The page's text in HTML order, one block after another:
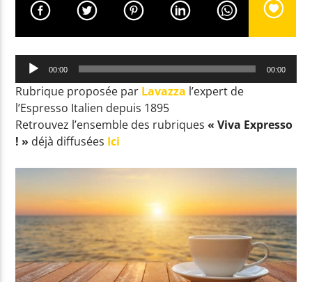
THE HEAT
ALOK / JAZZY
PROGRAMME DE NUIT
03:00 05:59
UPCOMING SHOW
GOOD MORNING WORLD
06:00 08:59
Lecteur
audio
00:00 00:00
Rubrique proposée par Lavazza l’expert de
l’Espresso Italien depuis 1895
Retrouvez l’ensemble des rubriques« Viva Expresso
! » déjà diffusées Ici